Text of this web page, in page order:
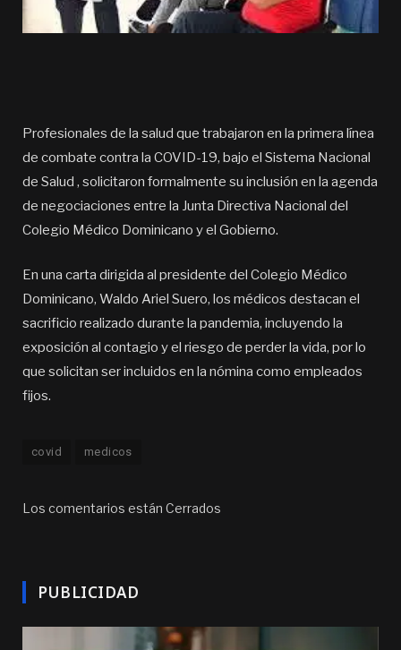
Profesionales de la salud que trabajaron en la primera línea
de combate contra la COVID-19, bajo el Sistema Nacional
de Salud , solicitaron formalmente su inclusión en la agenda
de negociaciones entre la Junta Directiva Nacional del
Colegio Médico Dominicano y el Gobierno.
En una carta dirigida al presidente del Colegio Médico
Dominicano, Waldo Ariel Suero, los médicos destacan el
sacrificio realizado durante la pandemia, incluyendo la
exposición al contagio y el riesgo de perder la vida, por lo
que solicitan ser incluidos en la nómina como empleados
fijos.
covid medicos
Los comentarios están Cerrados
PUBLICIDAD